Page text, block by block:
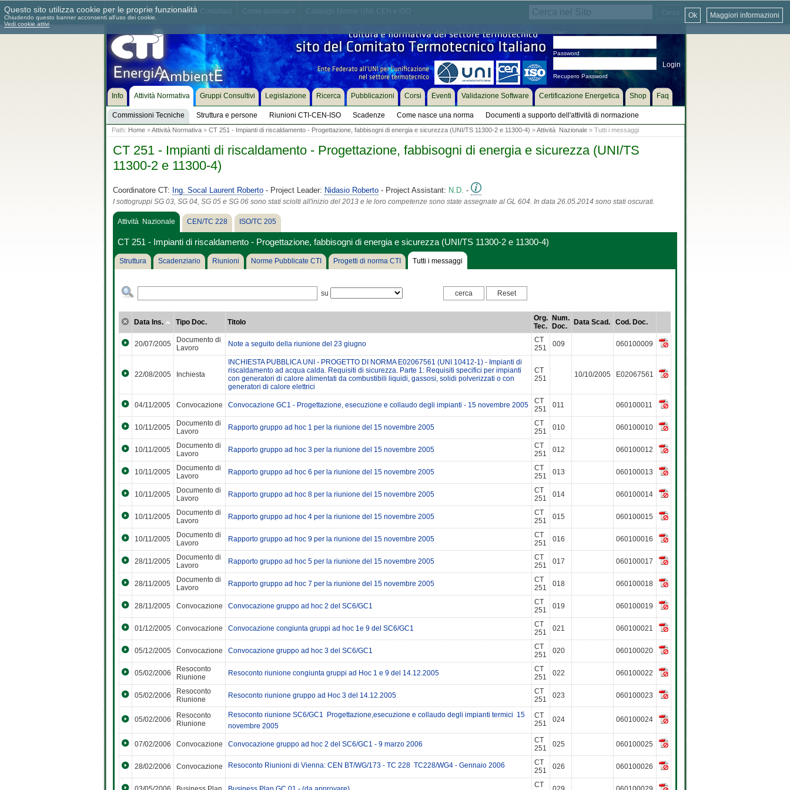
Chi siamo Dove siamo
Password
Recupero Password
Info Attività Normativa
Commissioni Tecniche Struttura e persone Riunioni CTI-CEN-ISO Scadenze Come nasce una norma Documenti a supporto dell'attività di normazione
Gruppi Consultivi Legislazione Ricerca Pubblicazioni Corsi Eventi Validazione Software Certificazione Energetica Shop Faq
Path: Home»Attività Normativa» CT 251 - Impianti di riscaldamento - Progettazione, fabbisogni di energia e sicurezza (UNI/TS 11300-2 e 11300-4) »Attività Nazionale» Tutti i messaggi
CT 251 - Impianti di riscaldamento - Progettazione, fabbisogni di energia e sicurezza (UNI/TS
11300-2 e 11300-4)
Coordinatore CT: Ing. Socal Laurent Roberto- Project Leader: Nidasio Roberto- Project Assistant: N.D. -
I sottogruppi SG 03, SG 04, SG 05 e SG 06 sono stati sciolti all'inizio del 2013 e le loro competenze sono state assegnate al GL 604. In data 26.05.2014 sono stati oscurati.
Attività Nazionale CEN/TC 228 ISO/TC 205
CT 251 - Impianti di riscaldamento - Progettazione, fabbisogni di energia e sicurezza (UNI/TS 11300-2 e 11300-4)
Struttura Scadenziario Riunioni Norme Pubblicate CTI Progetti di norma CTI Tutti i messaggi
su
Data Ins. Tipo Doc. Titolo
Org.
Tec.
Num.
Doc.
Data Scad. Cod. Doc.
20/07/2005
Documento di
Lavoro
Note a seguito della riunione del 23 giugno
CT
251
009 060100009
22/08/2005 Inchiesta
INCHIESTA PUBBLICA UNI - PROGETTO DI NORMA E02067561 (UNI 10412-1) - Impianti di
riscaldamento ad acqua calda. Requisiti di sicurezza. Parte 1: Requisiti specifici per impianti
con generatori di calore alimentati da combustibili liquidi, gassosi, solidi polverizzati o con
generatori di calore elettrici
CT
251
10/10/2005 E02067561
04/11/2005 Convocazione Convocazione GC1 - Progettazione, esecuzione e collaudo degli impianti - 15 novembre 2005
CT
251
011 060100011
10/11/2005
Documento di
Lavoro
Rapporto gruppo ad hoc 1 per la riunione del 15 novembre 2005
CT
251
010 060100010
10/11/2005
Documento di
Lavoro
Rapporto gruppo ad hoc 3 per la riunione del 15 novembre 2005
CT
251
012 060100012
10/11/2005
Documento di
Lavoro
Rapporto gruppo ad hoc 6 per la riunione del 15 novembre 2005
CT
251
013 060100013
10/11/2005
Documento di
Lavoro
Rapporto gruppo ad hoc 8 per la riunione del 15 novembre 2005
CT
251
014 060100014
10/11/2005
Documento di
Lavoro
Rapporto gruppo ad hoc 4 per la riunione del 15 novembre 2005
CT
251
015 060100015
10/11/2005
Documento di
Lavoro
Rapporto gruppo ad hoc 9 per la riunione del 15 novembre 2005
CT
251
016 060100016
28/11/2005
Documento di
Lavoro
Rapporto gruppo ad hoc 5 per la riunione del 15 novembre 2005
CT
251
017 060100017
28/11/2005
Documento di
Lavoro
Rapporto gruppo ad hoc 7 per la riunione del 15 novembre 2005
CT
251
018 060100018
28/11/2005 Convocazione Convocazione gruppo ad hoc 2 del SC6/GC1
CT
251
019 060100019
01/12/2005 Convocazione Convocazione congiunta gruppi ad hoc 1e 9 del SC6/GC1
CT
251
021 060100021
05/12/2005 Convocazione Convocazione gruppo ad hoc 3 del SC6/GC1
CT
251
020 060100020
05/02/2006
Resoconto
Riunione
Resoconto riunione congiunta gruppi ad Hoc 1 e 9 del 14.12.2005
CT
251
022 060100022
05/02/2006
Resoconto
Riunione
Resoconto riunione gruppo ad Hoc 3 del 14.12.2005
CT
251
023 060100023
05/02/2006
Resoconto
Riunione
Resoconto riunione SC6/GC1  Progettazione,esecuzione e collaudo degli impianti termici  15
novembre 2005
CT
251
024 060100024
07/02/2006 Convocazione Convocazione gruppo ad hoc 2 del SC6/GC1 - 9 marzo 2006
CT
251
025 060100025
28/02/2006 Convocazione Resoconto Riunioni di Vienna: CEN BT/WG/173 - TC 228  TC228/WG4 - Gennaio 2006
CT
251
026 060100026
CT
Questo sito utilizza cookie per le proprie funzionalità
Chiudendo questo banner acconsenti all'uso dei cookie.
Vedi cookie attivi
Maggiori informazioni
Ok